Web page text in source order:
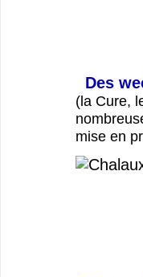
Des
(la Cure,
mise en